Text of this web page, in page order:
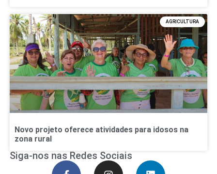
AGRICULTURA
Novo projeto oferece atividades para idosos na
zona rural
Siga-nos nas Redes Sociais